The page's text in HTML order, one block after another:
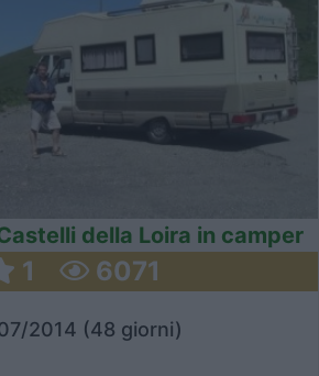
della Loira in camper
1 6071
2014 (48 giorni)